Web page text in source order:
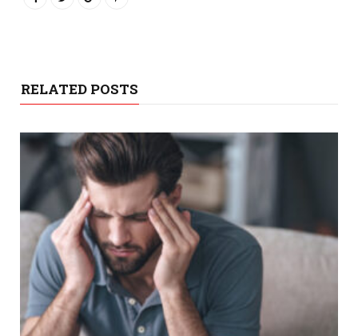
RELATED POSTS